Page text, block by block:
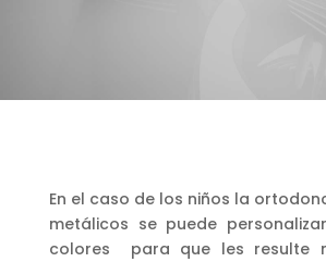
En el caso de los niños la
metálicos se puede
colores para que les resulte